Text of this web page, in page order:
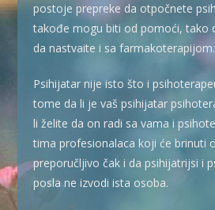
postoje prepreke da otpočnete
takođe mogu biti od pomoći, tako
da nastvaite i sa farmakoterapijom.
Psihijatar nije isto što i
tome da li je vaš psihijatar
li želite da on radi sa vama i
tima profesionalaca koji će brinuti
preporučljivo čak i da psihijatrijsi i
posla ne izvodi ista osoba.